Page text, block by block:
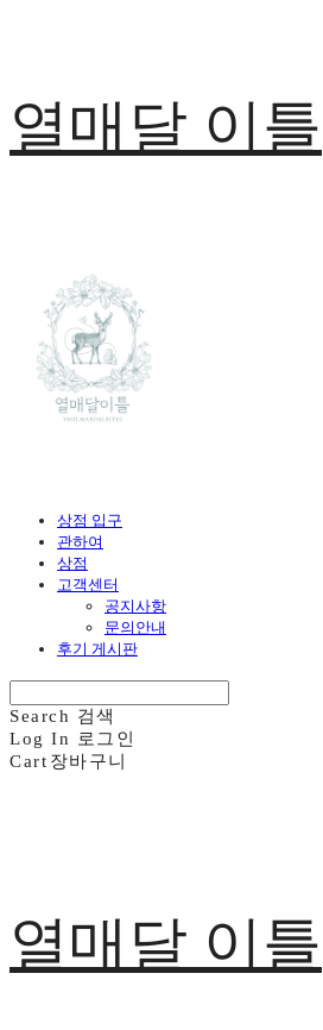
열매달 이틀
상점 입구
관하여
상점
고객센터
공지사항
문의안내
후기 게시판
Search 검색
Log In
로그인
Cart 장바구니
열매달 이틀